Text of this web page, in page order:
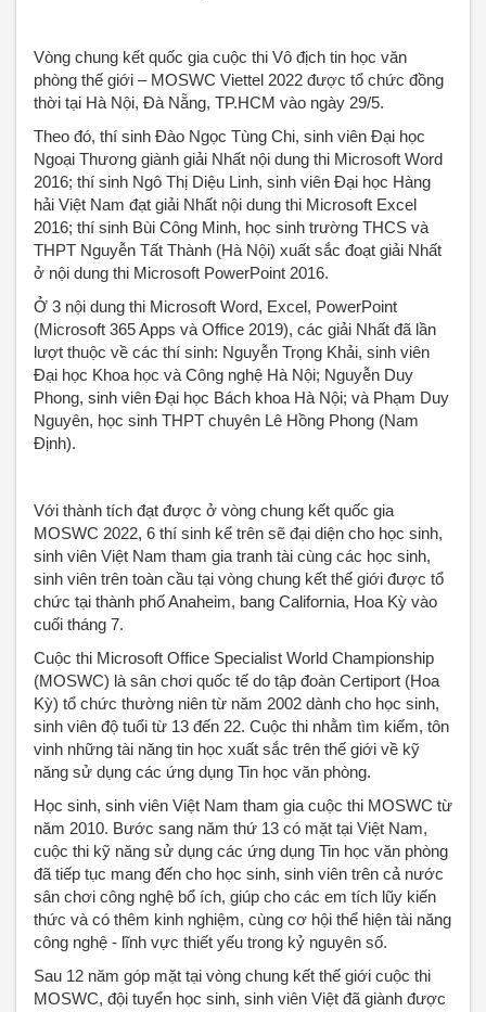
Vòng chung kết quốc gia cuộc thi Vô địch tin học văn
phòng thế giới – MOSWC Viettel 2022 được tổ chức đồng
thời tại Hà Nội, Đà Nẵng, TP.HCM vào ngày 29/5.
Theo đó, thí sinh Đào Ngọc Tùng Chi, sinh viên Đại học
Ngoại Thương giành giải Nhất nội dung thi Microsoft Word
2016; thí sinh Ngô Thị Diệu Linh, sinh viên Đại học Hàng
hải Việt Nam đạt giải Nhất nội dung thi Microsoft Excel
2016; thí sinh Bùi Công Minh, học sinh trường THCS và
THPT Nguyễn Tất Thành (Hà Nội) xuất sắc đoạt giải Nhất
ở nội dung thi Microsoft PowerPoint 2016.
Ở 3 nội dung thi Microsoft Word, Excel, PowerPoint
(Microsoft 365 Apps và Office 2019), các giải Nhất đã lần
lượt thuộc về các thí sinh: Nguyễn Trọng Khải, sinh viên
Đại học Khoa học và Công nghệ Hà Nội; Nguyễn Duy
Phong, sinh viên Đại học Bách khoa Hà Nội; và Phạm Duy
Nguyên, học sinh THPT chuyên Lê Hồng Phong (Nam
Định).
Với thành tích đạt được ở vòng chung kết quốc gia
MOSWC 2022, 6 thí sinh kể trên sẽ đại diện cho học sinh,
sinh viên Việt Nam tham gia tranh tài cùng các học sinh,
sinh viên trên toàn cầu tại vòng chung kết thế giới được tổ
chức tại thành phố Anaheim, bang California, Hoa Kỳ vào
cuối tháng 7.
Cuộc thi Microsoft Office Specialist World Championship
(MOSWC) là sân chơi quốc tế do tập đoàn Certiport (Hoa
Kỳ) tổ chức thường niên từ năm 2002 dành cho học sinh,
sinh viên độ tuổi từ 13 đến 22. Cuộc thi nhằm tìm kiếm, tôn
vinh những tài năng tin học xuất sắc trên thế giới về kỹ
năng sử dụng các ứng dụng Tin học văn phòng.
Học sinh, sinh viên Việt Nam tham gia cuộc thi MOSWC từ
năm 2010. Bước sang năm thứ 13 có mặt tại Việt Nam,
cuộc thi kỹ năng sử dụng các ứng dụng Tin học văn phòng
đã tiếp tục mang đến cho học sinh, sinh viên trên cả nước
sân chơi công nghệ bổ ích, giúp cho các em tích lũy kiến
thức và có thêm kinh nghiệm, cùng cơ hội thể hiện tài năng
công nghệ - lĩnh vực thiết yếu trong kỷ nguyên số.
Sau 12 năm góp mặt tại vòng chung kết thế giới cuộc thi
MOSWC, đội tuyển học sinh, sinh viên Việt đã giành được